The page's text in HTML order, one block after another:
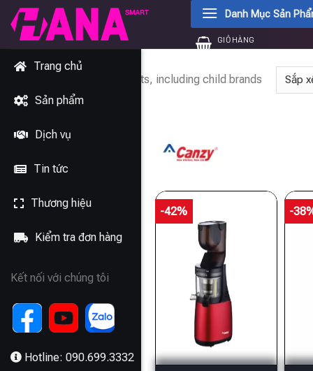
Chuyển
đến
dung
Danh Mục Sản
GIỎ HÀNG
Showing 1–24 of 123 results, including child brands
Trang chủ
Sản phẩm
Dịch vụ
Tin tức
Thương hiệu
Kiểm tra đơn hàng
Kết nối với chúng tôi
Hotline: 090.699.3332
-42% -